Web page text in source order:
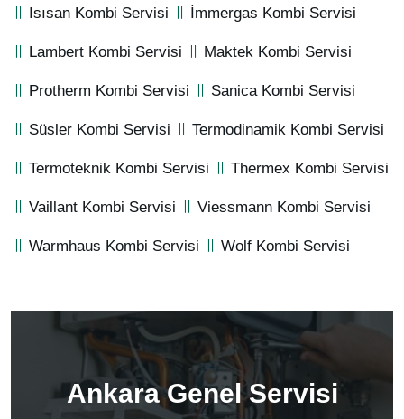
Isısan Kombi Servisi İmmergas Kombi Servisi
Lambert Kombi Servisi Maktek Kombi Servisi
Protherm Kombi Servisi Sanica Kombi Servisi
Süsler Kombi Servisi Termodinamik Kombi Servisi
Termoteknik Kombi Servisi Thermex Kombi Servisi
Vaillant Kombi Servisi Viessmann Kombi Servisi
Warmhaus Kombi Servisi Wolf Kombi Servisi
Ankara Genel Servisi